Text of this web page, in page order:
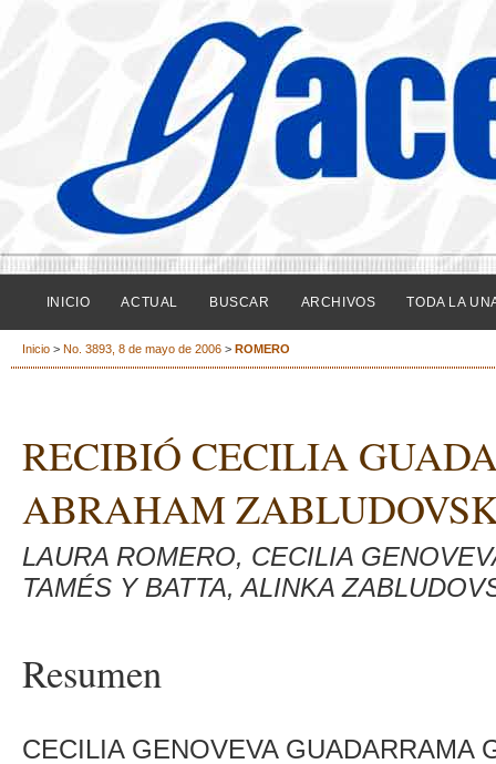
INICIO ACTUAL BUSCAR ARCHIVOS TODA LA
Inicio > No. 3893, 8 de mayo de 2006 > ROMERO
RECIBIÓ CECILIA
ABRAHAM
LAURA ROMERO, CECILIA
TAMÉS Y BATTA, ALINKA
Resumen
CECILIA GENOVEVA GUADARRAMA